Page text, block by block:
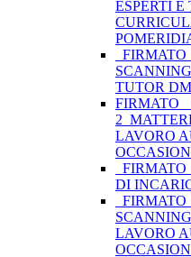
ESPERTI E
TUTOR
FIRMATO
LAVORO
DI
LAVORO